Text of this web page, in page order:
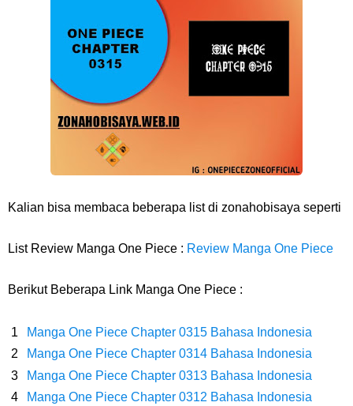
Profil Anwar Hafid, Politisi Yang Mernjadi Gubernur Provinsi Sulawesi
Tengah
Resep Pesmol Ikan Mas, Makanan Khas Sunda Dengan Rasa Yang
Enaknya Nagih
Arti Bendera Barbados, Negara Kepulauan Yang Terletak Di Kawasan
Dikunjungi Usopp
7 Fakta Ivankov One Piece, Orang Yang Mampu Menipu Sensor
Kalian bisa membaca beberapa list di zonahobisaya seperti
List Review Manga One Piece : Review Manga One Piece
Berikut Beberapa Link Manga One Piece :
Manga One Piece Chapter 0315 Bahasa Indonesia
Manga One Piece Chapter 0314 Bahasa Indonesia
Manga One Piece Chapter 0313 Bahasa Indonesia
Manga One Piece Chapter 0312 Bahasa Indonesia